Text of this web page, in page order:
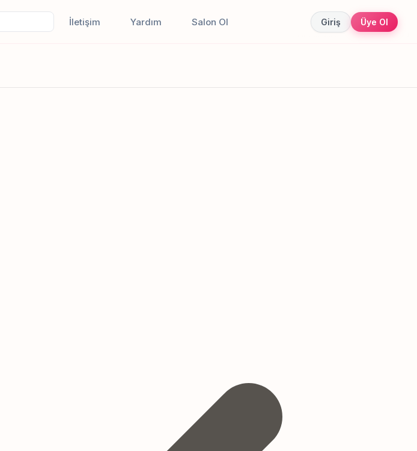
İletişim Yardım Salon Ol Giriş Üye Ol
Canlı sonuçlar Online randevu